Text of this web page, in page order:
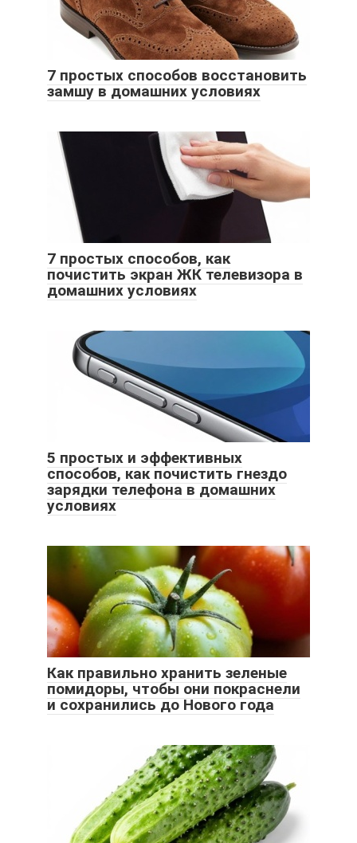
7 простых способов восстановить
замшу в домашних условиях
7 простых способов, как
почистить экран ЖК телевизора в
домашних условиях
5 простых и эффективных
способов, как почистить гнездо
зарядки телефона в домашних
условиях
Как правильно хранить зеленые
помидоры, чтобы они покраснели
и сохранились до Нового года